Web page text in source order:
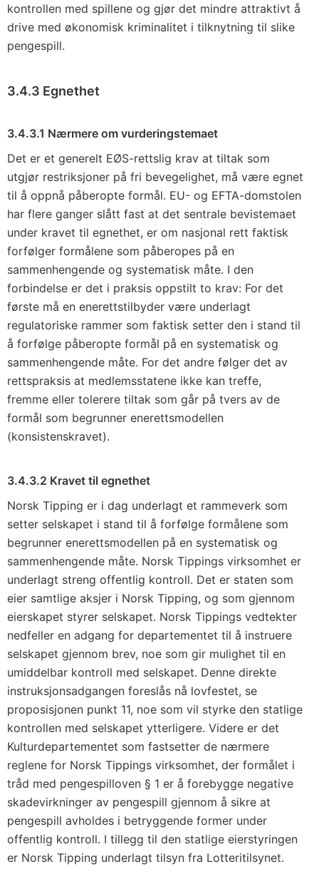
kontrollen med spillene og gjør det mindre attraktivt å
drive med økonomisk kriminalitet i tilknytning til slike
pengespill.
3.4.3 Egnethet
3.4.3.1 Nærmere om vurderingstemaet
Det er et generelt EØS-rettslig krav at tiltak som
utgjør restriksjoner på fri bevegelighet, må være egnet
til å oppnå påberopte formål. EU- og EFTA-domstolen
har flere ganger slått fast at det sentrale bevistemaet
under kravet til egnethet, er om nasjonal rett faktisk
forfølger formålene som påberopes på en
sammenhengende og systematisk måte. I den
forbindelse er det i praksis oppstilt to krav: For det
første må en enerettstilbyder være underlagt
regulatoriske rammer som faktisk setter den i stand til
å forfølge påberopte formål på en systematisk og
sammenhengende måte. For det andre følger det av
rettspraksis at medlemsstatene ikke kan treffe,
fremme eller tolerere tiltak som går på tvers av de
formål som begrunner enerettsmodellen
(konsistenskravet).
3.4.3.2 Kravet til egnethet
Norsk Tipping er i dag underlagt et rammeverk som
setter selskapet i stand til å forfølge formålene som
begrunner enerettsmodellen på en systematisk og
sammenhengende måte. Norsk Tippings virksomhet er
underlagt streng offentlig kontroll. Det er staten som
eier samtlige aksjer i Norsk Tipping, og som gjennom
eierskapet styrer selskapet. Norsk Tippings vedtekter
nedfeller en adgang for departementet til å instruere
selskapet gjennom brev, noe som gir mulighet til en
umiddelbar kontroll med selskapet. Denne direkte
instruksjonsadgangen foreslås nå lovfestet, se
proposisjonen punkt 11, noe som vil styrke den statlige
kontrollen med selskapet ytterligere. Videre er det
Kulturdepartementet som fastsetter de nærmere
reglene for Norsk Tippings virksomhet, der formålet i
tråd med pengespilloven § 1 er å forebygge negative
skadevirkninger av pengespill gjennom å sikre at
pengespill avholdes i betryggende former under
offentlig kontroll. I tillegg til den statlige eierstyringen
er Norsk Tipping underlagt tilsyn fra Lotteritilsynet.